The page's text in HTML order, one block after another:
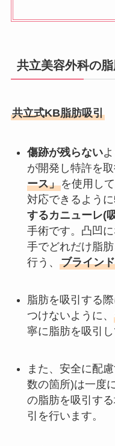
共立美容外科の
共立式KB脂肪吸引
傷跡が残らない
が開発し特許を
ース」を使用し
対応できるように
するカニューレ(
手術です。凸凹
手でどれだけ脂
行う、 ブライン
脂肪を吸引する
つけないように、
寧に脂肪を吸引し
また、安全に配
数の箇所)は一度
の脂肪を吸引する
引を行います。